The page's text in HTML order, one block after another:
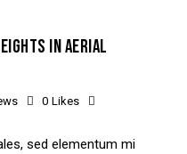
IN AERIAL
0 Likes
sed elementum mi